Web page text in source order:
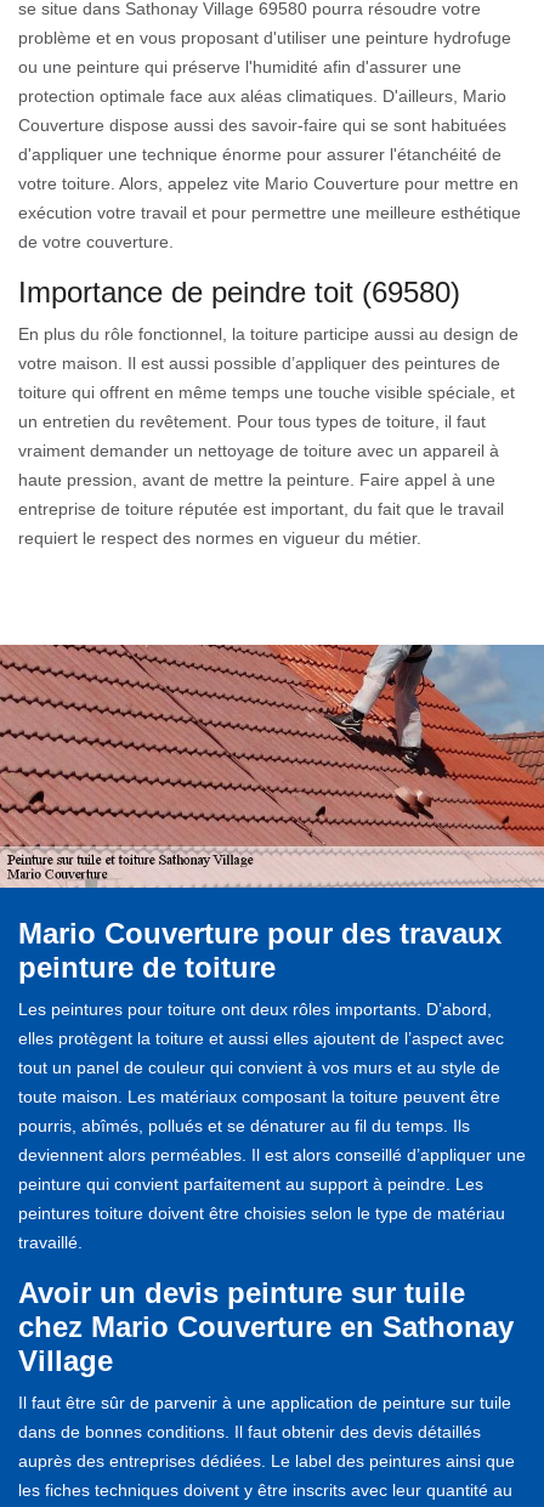
se situe dans Sathonay Village 69580 pourra résoudre votre
problème et en vous proposant d'utiliser une peinture hydrofuge
ou une peinture qui préserve l'humidité afin d'assurer une
protection optimale face aux aléas climatiques. D'ailleurs, Mario
Couverture dispose aussi des savoir-faire qui se sont habituées
d'appliquer une technique énorme pour assurer l'étanchéité de
votre toiture. Alors, appelez vite Mario Couverture pour mettre en
exécution votre travail et pour permettre une meilleure esthétique
de votre couverture.
Importance de peindre toit (69580)
En plus du rôle fonctionnel, la toiture participe aussi au design de
votre maison. Il est aussi possible d’appliquer des peintures de
toiture qui offrent en même temps une touche visible spéciale, et
un entretien du revêtement. Pour tous types de toiture, il faut
vraiment demander un nettoyage de toiture avec un appareil à
haute pression, avant de mettre la peinture. Faire appel à une
entreprise de toiture réputée est important, du fait que le travail
requiert le respect des normes en vigueur du métier.
Mario Couverture pour des travaux
peinture de toiture
Les peintures pour toiture ont deux rôles importants. D’abord,
elles protègent la toiture et aussi elles ajoutent de l’aspect avec
tout un panel de couleur qui convient à vos murs et au style de
toute maison. Les matériaux composant la toiture peuvent être
pourris, abîmés, pollués et se dénaturer au fil du temps. Ils
deviennent alors perméables. Il est alors conseillé d’appliquer une
peinture qui convient parfaitement au support à peindre. Les
peintures toiture doivent être choisies selon le type de matériau
travaillé.
Avoir un devis peinture sur tuile
chez Mario Couverture en Sathonay
Village
Il faut être sûr de parvenir à une application de peinture sur tuile
dans de bonnes conditions. Il faut obtenir des devis détaillés
auprès des entreprises dédiées. Le label des peintures ainsi que
les fiches techniques doivent y être inscrits avec leur quantité au